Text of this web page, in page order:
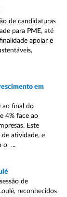
de candidaturas
para PME, até
apoiar e
em
ao final do
4% face ao
Este
atividade, e
o ...
de
reconhecidos